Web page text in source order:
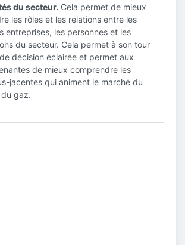
du secteur. Cela permet de mieux
les rôles et les relations entre les
entreprises, les personnes et les
du secteur. Cela permet à son tour
décision éclairée et permet aux
de mieux comprendre les
jacentes qui animent le marché du
gaz.